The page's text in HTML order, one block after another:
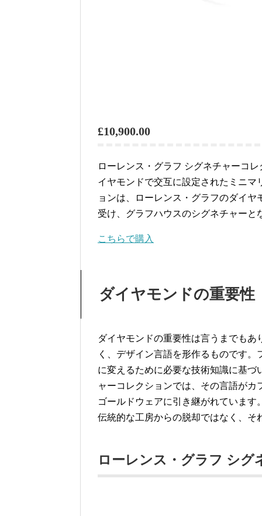
£10,900.00
ローレンス・グラフ シグネチャーコ
イヤモンドで交互に設定されたミニ
ョンは、ローレンス・グラフのダイ
受け、グラフハウスのシグネチャー
こちらで購入
ダイヤモンドの重要性
ダイヤモンドの重要性は言うまでも
く、デザイン言語を形作るものです
に変えるために必要な技術知識に基
ャーコレクションでは、その言語が
ゴールドウェアに引き継がれていま
伝統的な工房からの脱却ではなく、そ
ローレンス・グラフ シグ